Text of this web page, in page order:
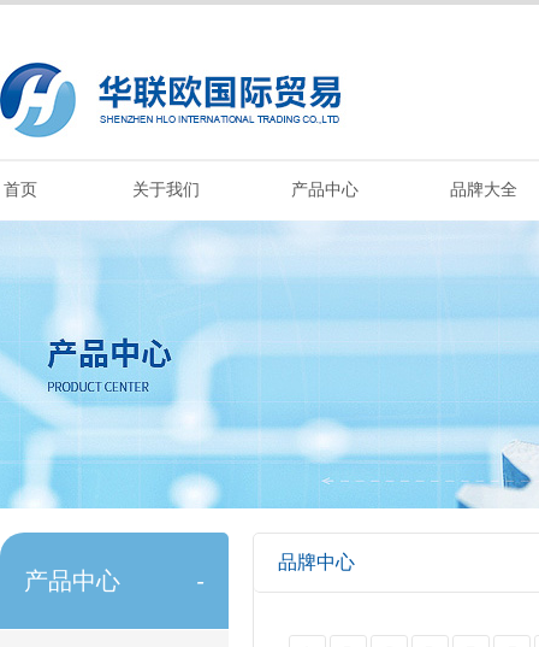
首页 关于我们 产品中心 品牌大全
产品中心 -
品牌中心